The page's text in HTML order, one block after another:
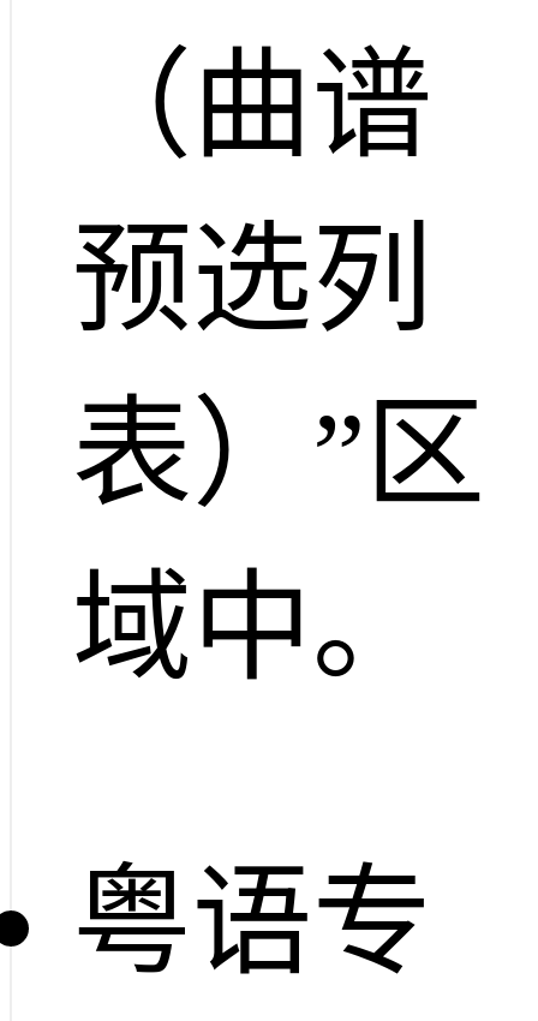
（曲谱
预选列
表）”区
域中。
粤语专